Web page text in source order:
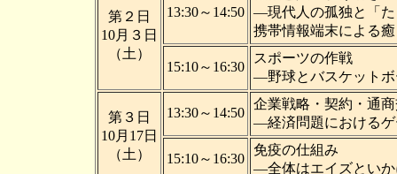
第２日
10月３日
（土）
13:30～14:50 ―現代人の孤独と「
携帯情報端末による
15:10～16:30
スポーツの作戦
―野球とバスケット
第３日
10月17日
（土）
13:30～14:50
企業戦略・契約・通
―経済問題における
15:10～16:30
免疫の仕組み
―全体はエイズとい